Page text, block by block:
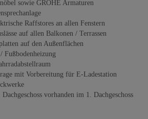
sowie GROHE Armaturen
Raffstores an allen Fenstern
auf allen Balkonen / Terrassen
auf den Außenflächen
Fußbodenheizung
mit Vorbereitung für E-Ladestation
vorhanden im 1. Dachgeschoss